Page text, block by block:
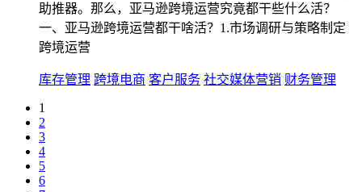
助推器。那么，亚马逊跨境运营究竟都干些什么活？
一、亚马逊跨境运营都干啥活？1.市场调研与策略制定
跨境运营
库存管理 跨境电商 客户服务 社交媒体营销 财务管理
1
2
3
4
5
6